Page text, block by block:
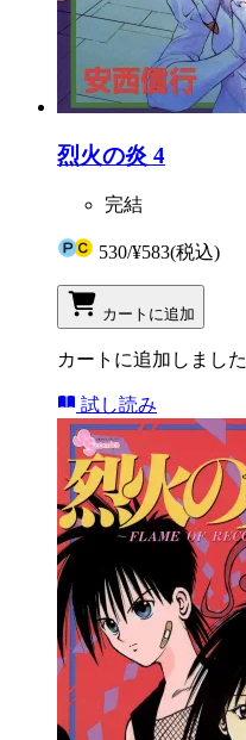
烈火の炎 4
完結
530/¥583(税込)
カートに追加
カートに追加しました
試し読み